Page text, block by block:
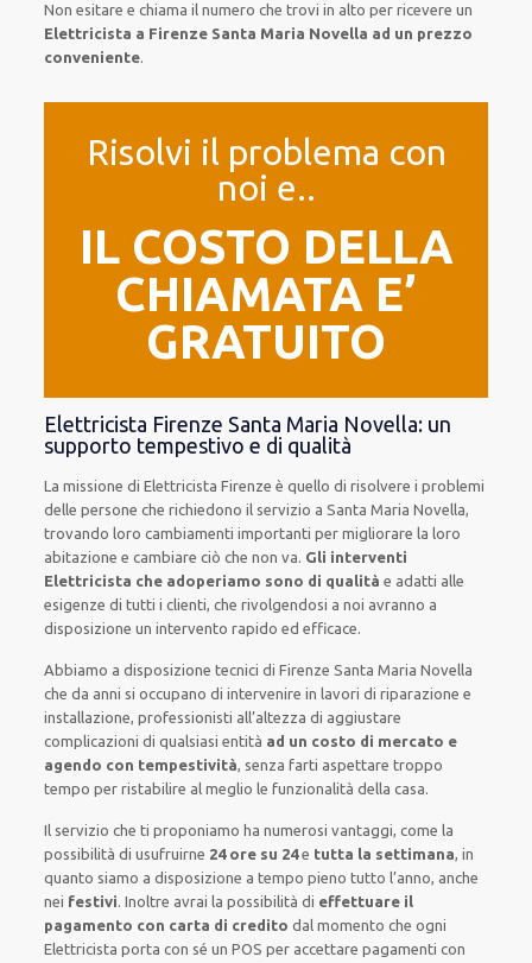
Non esitare e chiama il numero che trovi in alto per ricevere un
Elettricista a Firenze Santa Maria Novella ad un prezzo
conveniente.
Risolvi il problema con
noi e..
IL COSTO DELLA
CHIAMATA E’
GRATUITO
Elettricista Firenze Santa Maria Novella: un
supporto tempestivo e di qualità
La missione di Elettricista Firenze è quello di risolvere i problemi
delle persone cherichiedono il servizio a Santa Maria Novella,
trovando lorocambiamenti importanti per migliorare la loro
abitazione e cambiare ciò che non va. Gli interventi
Elettricista che adoperiamo sono di qualità e adatti alle
esigenze di tutti i clienti, che rivolgendosi a noi avranno a
disposizione un interventorapido ed efficace.
Abbiamo a disposizionetecnici di Firenze Santa Maria Novella
che da anni si occupano di intervenirein lavori di riparazione e
installazione, professionisti all’altezza di aggiustare
complicazioni di qualsiasi entità ad un costo di mercato e
agendo con tempestività, senza farti aspettare troppo
tempo per ristabilire al meglio le funzionalità della casa.
Il servizio che tiproponiamo ha numerosi vantaggi, come la
possibilità di usufruirne 24 ore su 24e tutta la settimana, in
quanto siamo a disposizione a tempo pieno tutto l’anno, anche
nei festivi.Inoltre avrai la possibilità di effettuare il
pagamento con carta di credito dal momento che ogni
Elettricistaporta con séun POSper accettare pagamenticon